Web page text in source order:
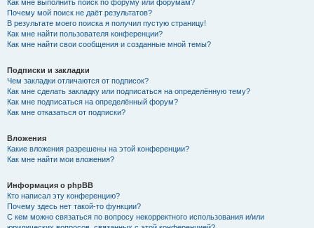
Как мне выполнить поиск по форуму или форумам?
Почему мой поиск не даёт результатов?
В результате моего поиска я получил пустую страницу!
Как мне найти пользователя конференции?
Как мне найти свои сообщения и созданные мной темы?
Подписки и закладки
Чем закладки отличаются от подписок?
Как мне сделать закладку или подписаться на определённую тему?
Как мне подписаться на определённый форум?
Как мне отказаться от подписки?
Вложения
Какие вложения разрешены на этой конференции?
Как мне найти мои вложения?
Информация о phpBB
Кто написал эту конференцию?
Почему здесь нет такой-то функции?
С кем можно связаться по вопросу некорректного использования и/или